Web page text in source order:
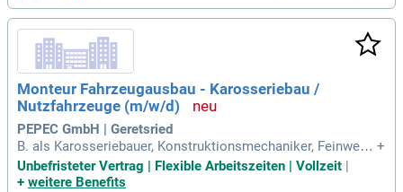
Monteur Fahrzeugausbau - Karosseriebau /
Nutzfahrzeuge (m/w/d)
PEPEC GmbH | Geretsried
B. als Karosseriebauer, Konstruktionsmechaniker, Feinwerk
mechaniker oder Metallbauer. Du bringst bereits praktische
Erfahrung in der Montage mit, vorzugsweise im Fahrzeug- o
+
Unbefristeter Vertrag | Flexible Arbeitszeiten | Vollzeit |
+ weitere Benefits